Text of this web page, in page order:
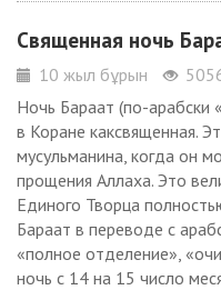
Священная ночь
10 жыл бұрын
Ночь Бараат (по-арабски
в Коране каксвященная.
мусульманина, когда он
прощения Аллаха. Это
Единого Творца
Бараат в переводе с
«полное отделение»,
ночь с 14 на 15 число